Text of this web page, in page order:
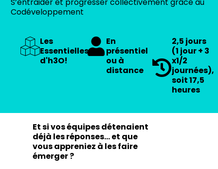
Codéveloppement
Les
Essentielles
d'h3O!
En
présentiel
ou à
distance
2,5 jours
(1 jour + 3
x1/2
journées),
soit 17,5
heures
Et si vos équipes détenaient
déjà les réponses… et que
vous appreniez à les faire
émerger ?